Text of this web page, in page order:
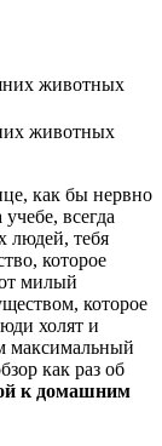
животных
как бы нервно
всегда
людей, тебя
которое
милый
которое
холят и
максимальный
как раз об
к домашним